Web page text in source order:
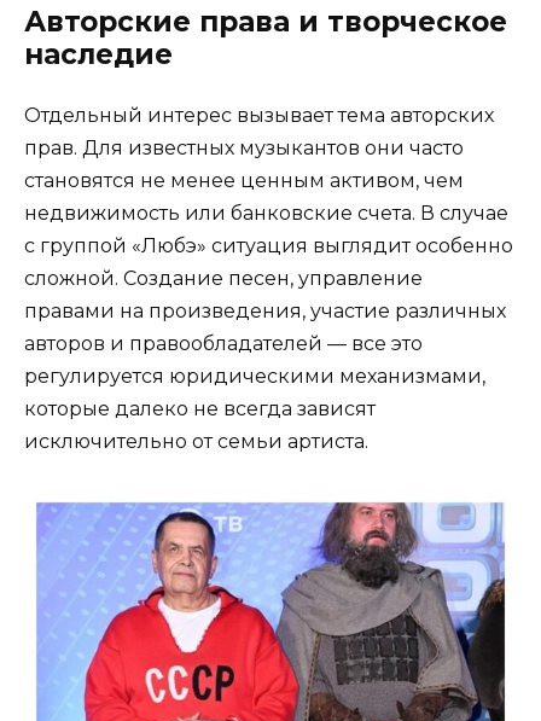
Авторские права и творческое
наследие
Отдельный интерес вызывает тема авторских
прав. Для известных музыкантов они часто
становятся не менее ценным активом, чем
недвижимость или банковские счета. В случае
с группой «Любэ» ситуация выглядит особенно
сложной. Создание песен, управление
правами на произведения, участие различных
авторов и правообладателей — все это
регулируется юридическими механизмами,
которые далеко не всегда зависят
исключительно от семьи артиста.